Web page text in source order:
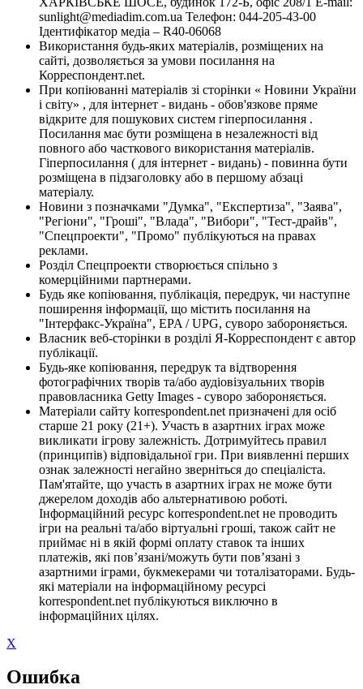
sunlight@mediadim.com.ua Телефон: 044-205-43-00
Ідентифікатор медіа – R40-06068
Використання будь-яких матеріалів, розміщених на
сайті, дозволяється за умови посилання на
Корреспондент.net.
При копіюванні матеріалів зі сторінки « Новини України
і світу» , для інтернет - видань - обов'язкове пряме
відкрите для пошукових систем гіперпосилання .
Посилання має бути розміщена в незалежності від
повного або часткового використання матеріалів.
Гіперпосилання ( для інтернет - видань) - повинна бути
розміщена в підзаголовку або в першому абзаці
матеріалу.
Новини з позначками "Думка", "Експертиза", "Заява",
"Регіони", "Гроші", "Влада", "Вибори", "Тест-драйв",
"Спецпроекти", "Промо" публікуються на правах
реклами.
Розділ Спецпроекти створюється спільно з
комерційними партнерами.
Будь яке копіювання, публікація, передрук, чи наступне
поширення інформації, що містить посилання на
"Інтерфакс-Україна", EPA / UPG, суворо забороняється.
Власник веб-сторінки в розділі Я-Корреспондент є автор
публікації.
Будь-яке копіювання, передрук та відтворення
фотографічних творів та/або аудіовізуальних творів
правовласника Getty Images - суворо забороняється.
Матеріали сайту korrespondent.net призначені для осіб
старше 21 року (21+). Участь в азартних іграх може
викликати ігрову залежність. Дотримуйтесь правил
(принципів) відповідальної гри. При виявленні перших
ознак залежності негайно зверніться до спеціаліста.
Пам'ятайте, що участь в азартних іграх не може бути
джерелом доходів або альтернативою роботі.
Інформаційний ресурс korrespondent.net не проводить
ігри на реальні та/або віртуальні гроші, також сайт не
приймає ні в якій формі оплату ставок та інших
платежів, які пов’язані/можуть бути пов’язані з
азартними іграми, букмекерами чи тоталізаторами. Будь-
які матеріали на інформаційному ресурсі
korrespondent.net публікуються виключно в
інформаційних цілях.
X
Ошибка